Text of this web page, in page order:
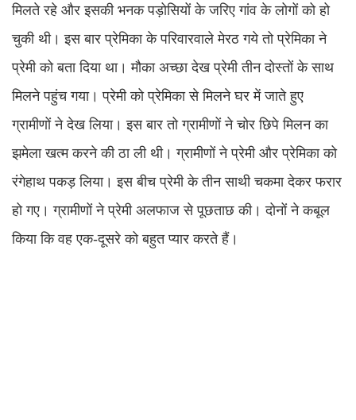
मिलते रहे और इसकी भनक पड़ोसियों के जरिए गांव के लोगों को हो
चुकी थी। इस बार प्रेमिका के परिवारवाले मेरठ गये तो प्रेमिका ने
प्रेमी को बता दिया था। मौका अच्छा देख प्रेमी तीन दोस्तों के साथ
मिलने पहुंच गया। प्रेमी को प्रेमिका से मिलने घर में जाते हुए
ग्रामीणों ने देख लिया। इस बार तो ग्रामीणों ने चोर छिपे मिलन का
झमेला खत्म करने की ठा ली थी। ग्रामीणों ने प्रेमी और प्रेमिका को
रंगेहाथ पकड़ लिया। इस बीच प्रेमी के तीन साथी चकमा देकर फरार
हो गए। ग्रामीणों ने प्रेमी अलफाज से पूछताछ की। दोनों ने कबूल
किया कि वह एक-दूसरे को बहुत प्यार करते हैं।